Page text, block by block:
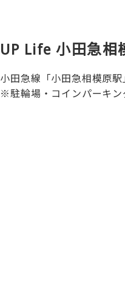
UP Life 小田急相
小田急線「小田急相模原
※駐輪場・コインパーキン